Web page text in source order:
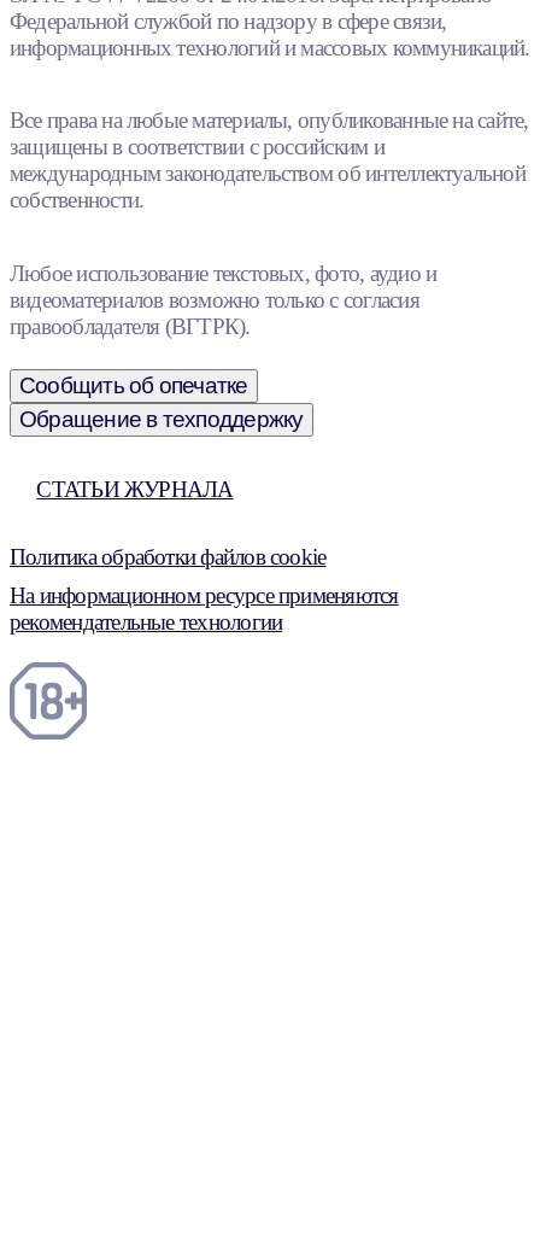
Федеральной службой по надзору в сфере связи,
информационных технологий и массовых коммуникаций.
Все права на любые материалы, опубликованные на сайте,
защищены в соответствии с российским и
международным законодательством об интеллектуальной
собственности.
Любое использование текстовых, фото, аудио и
видеоматериалов возможно только с согласия
правообладателя (ВГТРК).
Сообщить об опечатке
Обращение в техподдержку
СТАТЬИ ЖУРНАЛА
Политика обработки файлов cookie
На информационном ресурсе применяются
рекомендательные технологии